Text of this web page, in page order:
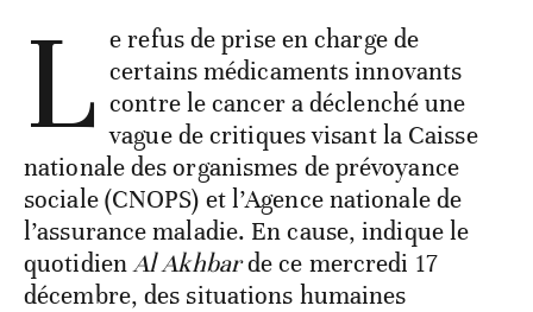
L e refus de prise en charge de
certains médicaments innovants
contre le cancer a déclenché une
vague de critiques visant la Caisse
nationale des organismes de prévoyance
sociale (CNOPS) et l’Agence nationale de
l’assurance maladie. En cause, indique le
quotidienAl Akhbarde ce mercredi 17
décembre, des situations humaines